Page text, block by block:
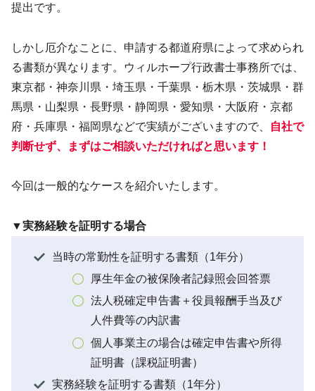
提出です。
しかし厄介なことに、申請する都道府県によって求められ
る書類が異なります。ウィルホープ行政書士事務所では、
東京都・神奈川県・埼玉県・千葉県・栃木県・茨城県・群
馬県・山梨県・長野県・静岡県・愛知県・大阪府・京都
府・兵庫県・福岡県などで実績がございますので、
自社で
判断せず、まずはご相談いただければと思います！
今回は一般的なケースを紹介いたします。
▼実務経験を証明する場合
当時の常勤性を証明する書類（1年分）
厚生年金の被保険者記録照会回答票
法人税確定申告書＋役員報酬手当及び
人件費等の内訳書
個人事業主の場合は確定申告書や所得
証明書（課税証明書）
実務経験を証明する書類（1年分）